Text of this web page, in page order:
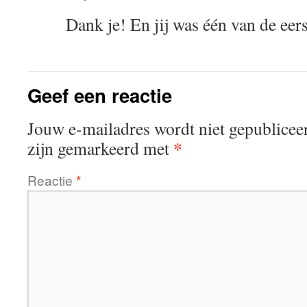
Dank je! En jij was één van de
Geef een reactie
Jouw e-mailadres wordt niet
zijn gemarkeerd met *
Reactie *